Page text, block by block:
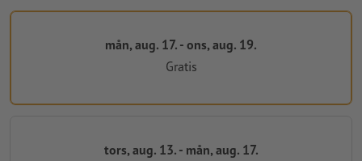
mån, aug. 17. - ons, aug. 19.
Gratis
tors, aug. 13. - mån, aug. 17.